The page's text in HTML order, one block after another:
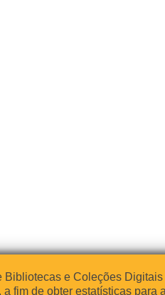
Bibliotecas e Coleções
a fim de obter estatísticas para